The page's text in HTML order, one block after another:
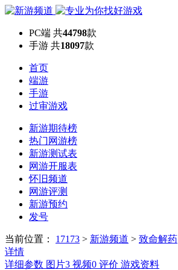
PC端 共44798款
手游 共18097款
首页
端游
手游
过审游戏
新游期待榜
热门网游榜
新游测试表
网游开服表
怀旧频道
网游评测
新游预约
发号
当前位置： 17173 > 新游频道 > 致命解药
详情
详细参数 图片3 视频0 评价 游戏资料